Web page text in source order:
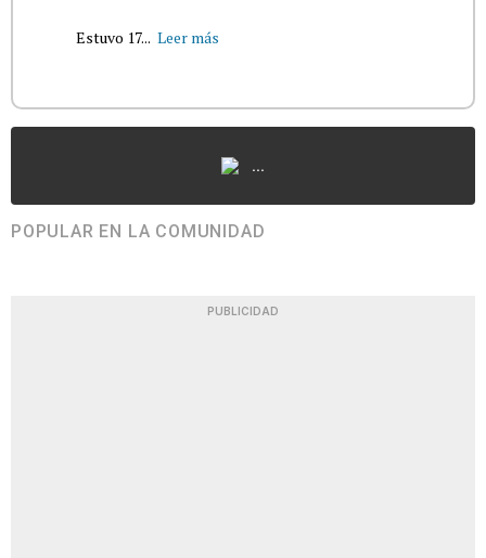
Estuvo 17... Leer más
...
POPULAR EN LA COMUNIDAD
PUBLICIDAD